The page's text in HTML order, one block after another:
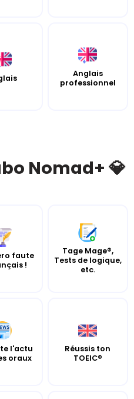
Anglais
professionnel
Nomad+ 💎
faute
!
Tage Mage®,
Tests de logique,
etc.
l'actu
oraux
Réussis ton
TOEIC®